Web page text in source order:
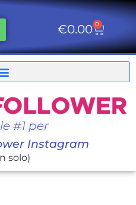
€0.00 0
#1 per
Instagram
solo)